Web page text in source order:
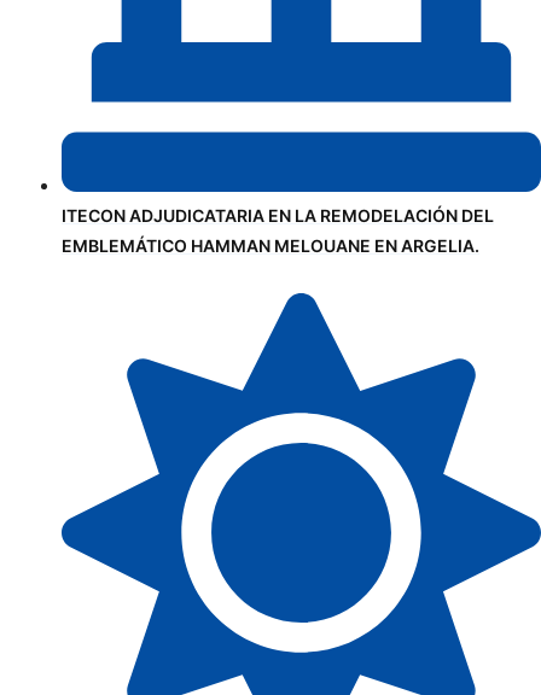
ITECON ADJUDICATARIA EN LA REMODELACIÓN DEL
EMBLEMÁTICO HAMMAN MELOUANE EN ARGELIA.